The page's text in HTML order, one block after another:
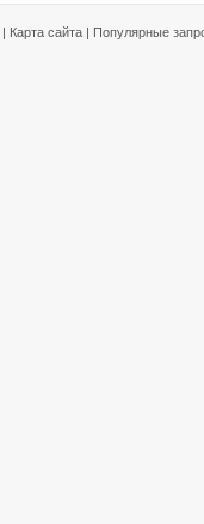
| Карта сайта | Популярные